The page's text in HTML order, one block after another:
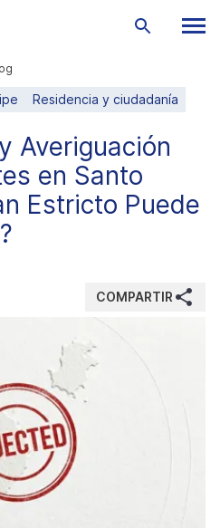
Residencia y ciudadanía
Averiguación
en Santo
Estricto Puede
COMPARTIR